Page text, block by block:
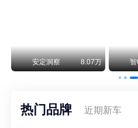
安定洞察 8.07万
热门品牌 近期新车